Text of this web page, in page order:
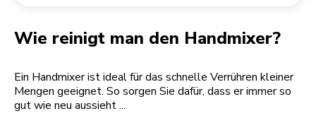
Wie reinigt man den Handmixer?
Ein Handmixer ist ideal für das schnelle Verrühren kleiner
Mengen geeignet. So sorgen Sie dafür, dass er immer so
gut wie neu aussieht ...